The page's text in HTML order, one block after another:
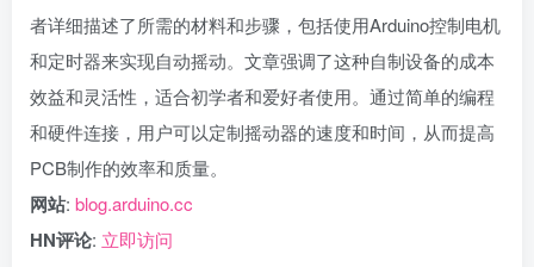
者详细描述了所需的材料和步骤，包括使用Arduino控制电机
和定时器来实现自动摇动。文章强调了这种自制设备的成本
效益和灵活性，适合初学者和爱好者使用。通过简单的编程
和硬件连接，用户可以定制摇动器的速度和时间，从而提高
PCB制作的效率和质量。
网站: blog.arduino.cc
HN评论: 立即访问